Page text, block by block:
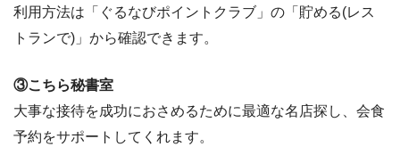
利用方法は「ぐるなびポイントクラブ」の「貯める(レス
トランで)」から確認できます。
③こちら秘書室
大事な接待を成功におさめるために最適な名店探し、会食
予約をサポートしてくれます。